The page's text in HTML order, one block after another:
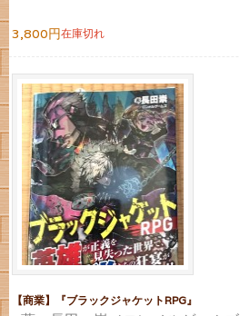
3,800円在庫切れ
【商業】『ブラックジャケットRPG』